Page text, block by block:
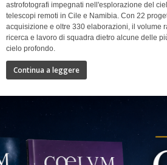
astrofotografi impegnati nell'esplorazione del
telescopi remoti in Cile e Namibia. Con 22
acquisizione e oltre 330 elaborazioni, il volume
ricerca e lavoro di squadra dietro alcune delle
cielo profondo.
Continua a leggere